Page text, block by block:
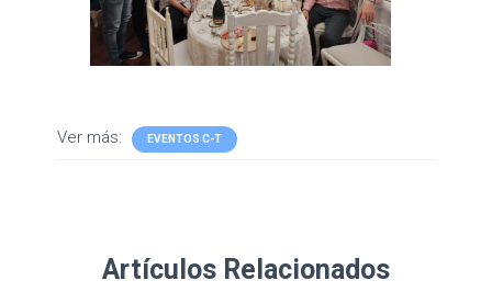
Ver más: EVENTOS C-T
Artículos Relacionados